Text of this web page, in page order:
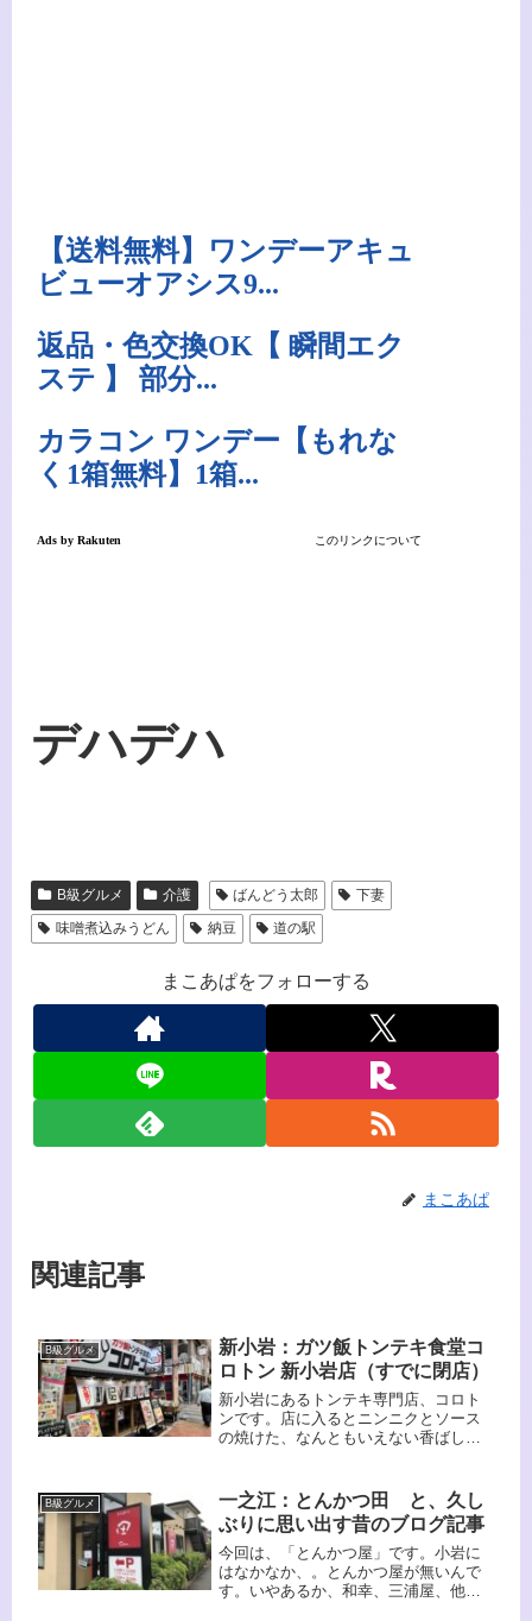
デハデハ
B級グルメ 介護 ばんどう太郎
下妻
味噌煮込みうどん
納豆 道の駅
まこあぱをフォローする
まこあぱ
関連記事
B級グルメ
新小岩：ガツ飯トンテキ食堂コ
ロトン 新小岩店（すでに閉店）
新小岩にあるトンテキ専門店、コロト
ンです。店に入るとニンニクとソース
の焼けた、なんともいえない香ばしい
の。他では味わえませんよ。これを食
べるために何回か四日市にも行きまし
た（仕事の帰りに、、、）間違いなく
旨いですよ、
B級グルメ
一之江：とんかつ田 と、久し
ぶりに思い出す昔のブログ記事
今回は、「とんかつ屋」です。小岩に
はなかなか、。とんかつ屋が無いんで
す。いやあるか、和幸、三浦屋、他に